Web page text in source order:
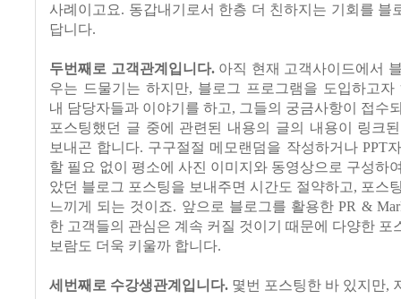
사례이고요. 동갑내기로서 한층 더 친하지는 기회를 블
답니다.
두번째로 고객관계입니다.아직 현재 고객사이드에서
우는 드물기는 하지만, 블로그 프로그램을 도입하고
내 담당자들과 이야기를 하고, 그들의 궁금사항이 접수
포스팅했던 글 중에 관련된 내용의 글의 내용이 링크
보내곤 합니다. 구구절절 메모랜덤을 작성하거나 PPT
할 필요 없이 평소에 사진 이미지와 동영상으로 구성하
았던 블로그 포스팅을 보내주면 시간도 절약하고, 포스
느끼게 되는 것이죠. 앞으로 블로그를 활용한 PR &
한 고객들의 관심은 계속 커질 것이기 때문에 다양한 포
보람도 더욱 키울까 합니다.
세번째로 수강생관계입니다. 몇번 포스팅한 바 있지만,